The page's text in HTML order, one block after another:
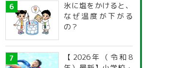
氷に塩をかけると、
なぜ温度が下がる
の？
【2026年（令和8